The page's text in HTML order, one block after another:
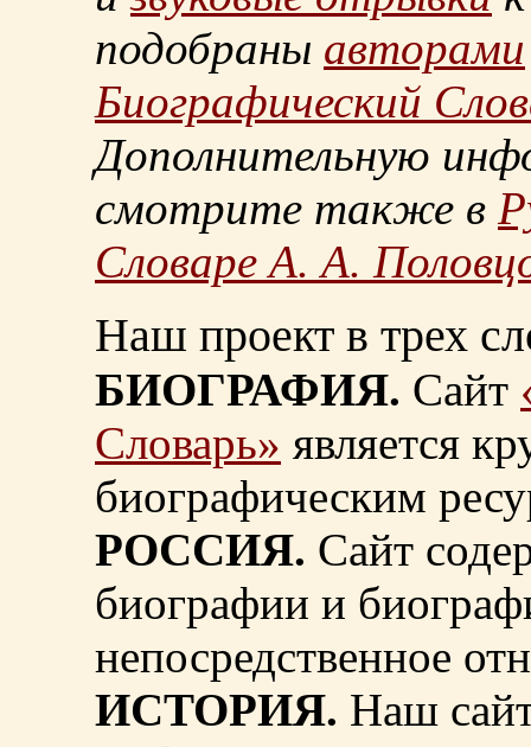
подобраны авторами
Биографический
Дополнительную
смотрите также в
Словаре А. А.
Наш проект в трех
БИОГРАФИЯ. Сайт
Словарь» является
биографическим
РОССИЯ. Сайт
биографии и
непосредственное
ИСТОРИЯ. Наш